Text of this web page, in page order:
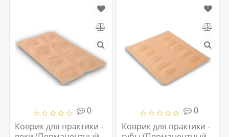
0
Коврик для практики -
0
Коврик для практики -